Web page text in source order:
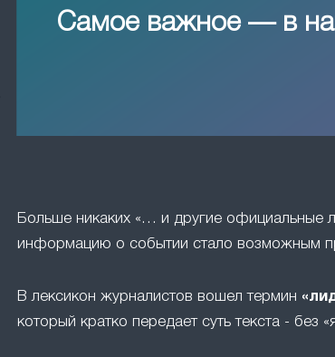
Самое важное — в
Больше никаких «… и другие
информацию о событии стало возможным
В лексикон журналистов вошел термин
который кратко передает суть текста - без